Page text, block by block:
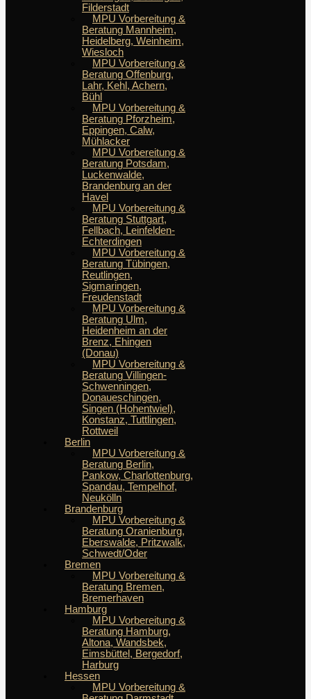
Filderstadt
MPU Vorbereitung &
Beratung Mannheim,
Heidelberg, Weinheim,
Wiesloch
MPU Vorbereitung &
Beratung Offenburg,
Lahr, Kehl, Achern,
Bühl
MPU Vorbereitung &
Beratung Pforzheim,
Eppingen, Calw,
Mühlacker
MPU Vorbereitung &
Beratung Potsdam,
Luckenwalde,
Brandenburg an der
Havel
MPU Vorbereitung &
Beratung Stuttgart,
Fellbach, Leinfelden-
Echterdingen
MPU Vorbereitung &
Beratung Tübingen,
Reutlingen,
Sigmaringen,
Freudenstadt
MPU Vorbereitung &
Beratung Ulm,
Heidenheim an der
Brenz, Ehingen
(Donau)
MPU Vorbereitung &
Beratung Villingen-
Schwenningen,
Donaueschingen,
Singen (Hohentwiel),
Konstanz, Tuttlingen,
Rottweil
Berlin
MPU Vorbereitung &
Beratung Berlin,
Pankow, Charlottenburg,
Spandau, Tempelhof,
Neukölln
Brandenburg
MPU Vorbereitung &
Beratung Oranienburg,
Eberswalde, Pritzwalk,
Schwedt/Oder
Bremen
MPU Vorbereitung &
Beratung Bremen,
Bremerhaven
Hamburg
MPU Vorbereitung &
Beratung Hamburg,
Altona, Wandsbek,
Eimsbüttel, Bergedorf,
Harburg
Hessen
MPU Vorbereitung &